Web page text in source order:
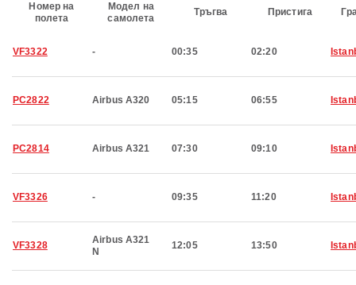
Номер на
полета
Модел на
самолета
Тръгва Пристига
VF3322 - 00:35 02:20
PC2822 Airbus A320 05:15 06:55
PC2814 Airbus A321 07:30 09:10
VF3326 - 09:35 11:20
VF3328
Airbus A321
N
12:05 13:50